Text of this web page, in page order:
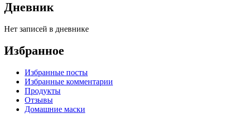
Дневник
Нет записей в дневнике
Избранное
Избранные посты
Избранные комментарии
Продукты
Отзывы
Домашние маски